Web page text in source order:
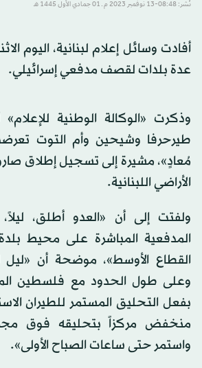
نُشر: 08:48-13 نوفمبر 2023 م ـ 01 جمادي الأول 1445 هـ
أفادت وسائل إعلام لبنانية، اليوم
عدة بلدات لقصف مدفعي إسرائيلي.
وذكرت «الوكالة الوطنية
طيرحرفا وشيحين وأم التوت
مُعادٍ»، مشيرة إلى تسجيل إطلاق
الأراضي اللبنانية.
ولفتت إلى أن «العدو أطلق،
المدفعية المباشرة على محيط
القطاع الأوسط»، موضحة أن «ليل
وعلى طول الحدود مع فلسطين
بفعل التحليق المستمر للطيران
منخفض مركزاً بتحليقه فوق
واستمر حتى ساعات الصباح الأولى».